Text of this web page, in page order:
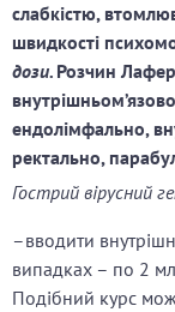
слабкістю,
швидкості
дози. Розчин
ендолімфально,
ректально,
Гострий вірусний
–вводити
випадках – по 2
Подібний курс